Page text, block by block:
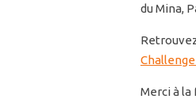
du Mina,
Merci à